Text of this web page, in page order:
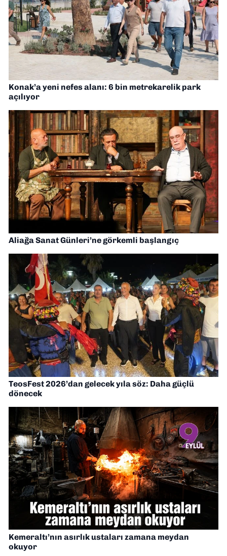
Konak’a yeni nefes alanı: 6 bin metrekarelik park
açılıyor
Aliağa Sanat Günleri’ne görkemli başlangıç
TeosFest 2026’dan gelecek yıla söz: Daha güçlü
dönecek
Kemeraltı’nın asırlık ustaları zamana meydan
okuyor